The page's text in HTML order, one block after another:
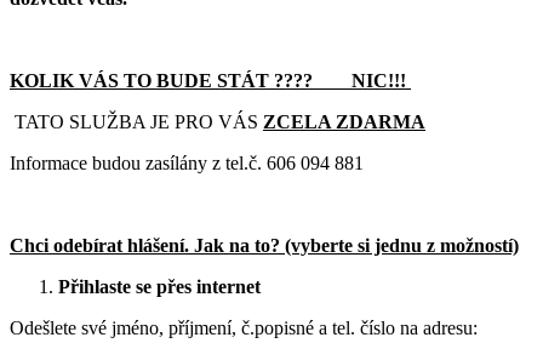
KOLIK VÁS TO BUDE STÁT ???? NIC!!!
TATO SLUŽBA JE PRO VÁS ZCELA ZDARMA
Informace budou zasílány z tel.č. 606 094 881
Chci odebírat hlášení. Jak na to? (vyberte si jednu z možností)
Přihlaste se přes internet
Odešlete své jméno, příjmení, č.popisné a tel. číslo na adresu: